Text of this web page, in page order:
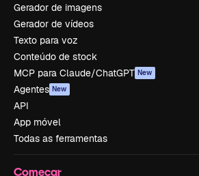
Gerador de imagens
Gerador de vídeos
Texto para voz
Conteúdo de stock
MCP para Claude/ChatGPT New
Agentes New
API
App móvel
Todas as ferramentas
Começar